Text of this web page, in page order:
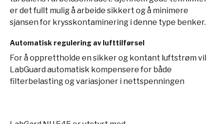
er det fullt mulig å arbeide sikkert og å minimere
sjansen for krysskontaminering i denne type benker.
Automatisk regulering av lufttilførsel
For å opprettholde en sikker og kontant luftstrøm vil
LabGuard automatisk kompensere for både
filterbelasting og variasjoner i nettspenningen